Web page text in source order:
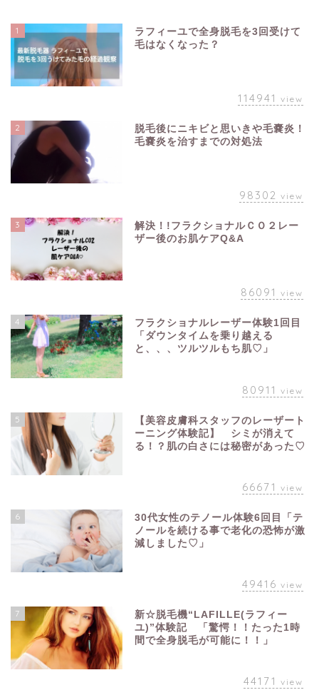
1
ラフィーユで全身脱毛を3回受けて
毛はなくなった？
114941 view
2
脱毛後にニキビと思いきや毛嚢炎！
毛嚢炎を治すまでの対処法
98302 view
3
解決！!フラクショナルＣＯ２レー
ザー後のお肌ケアQ&A
86091 view
4
フラクショナルレーザー体験1回目
「ダウンタイムを乗り越える
と、、、ツルツルもち肌♡」
80911 view
5
【美容皮膚科スタッフのレーザート
ーニング体験記】 シミが消えて
る！？肌の白さには秘密があった♡
66671 view
6
30代女性のテノール体験6回目「テ
ノールを続ける事で老化の恐怖が激
減しました♡」
49416 view
7
新☆脱毛機“LAFILLE(ラフィー
ユ)”体験記 「驚愕！！たった1時
間で全身脱毛が可能に！！」
44171 view